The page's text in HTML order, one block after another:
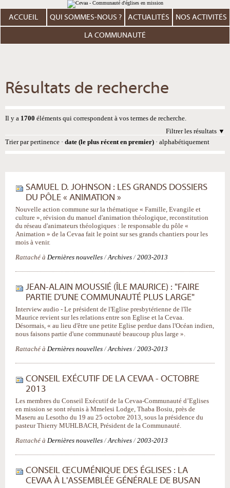
au
contenu.
Aller
personnels
ACCUEIL QUI SOMMES-NOUS ? ACTUALITÉS NOS ACTIVITÉS
LA COMMUNAUTÉ
Résultats de recherche
Il y a 1700 éléments qui correspondent à vos termes de recherche.
Filtrer les résultats
Trier par pertinence · date (le plus récent en premier) · alphabétiquement
SAMUEL D. JOHNSON : LES GRANDS DOSSIERS
DU PÔLE « ANIMATION »
Nouvelle action commune sur la thématique « Famille, Evangile et
culture », révision du manuel d'animation théologique, reconstitution
du réseau d'animateurs théologiques : le responsable du pôle «
Animation » de la Cevaa fait le point sur ses grands chantiers pour les
mois à venir.
Rattaché à Dernières nouvelles /Archives /2003-2013
JEAN-ALAIN MOUSSIÉ (ÎLE MAURICE) : "FAIRE
PARTIE D'UNE COMMUNAUTÉ PLUS LARGE"
Interview audio - Le président de l'Eglise presbytérienne de l'île
Maurice revient sur les relations entre son Eglise et la Cevaa.
Désormais, « au lieu d'être une petite Eglise perdue dans l'Océan indien,
nous faisons partie d'une communauté beaucoup plus large ».
Rattaché à Dernières nouvelles /Archives /2003-2013
CONSEIL EXÉCUTIF DE LA CEVAA - OCTOBRE
2013
Les membres du Conseil Exécutif de la Cevaa-Communauté d’Eglises
en mission se sont réunis à Mmelesi Lodge, Thaba Bosiu, près de
Maseru au Lesotho du 19 au 25 octobre 2013, sous la présidence du
pasteur Thierry MUHLBACH, Président de la Communauté.
Rattaché à Dernières nouvelles /Archives /2003-2013
CONSEIL ŒCUMÉNIQUE DES ÉGLISES : LA
CEVAA À L'ASSEMBLÉE GÉNÉRALE DE BUSAN